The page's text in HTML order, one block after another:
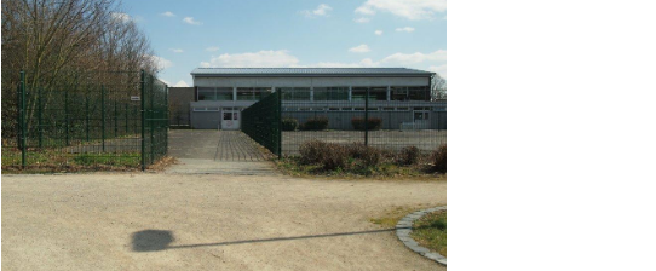
Fragen & Antworten